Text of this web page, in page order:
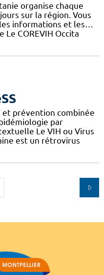
organise chaque
sur la région. Vous
informations et les…
Le COREVIH Occita
et prévention combinée
par
Le VIH ou Virus
est un rétrovirus